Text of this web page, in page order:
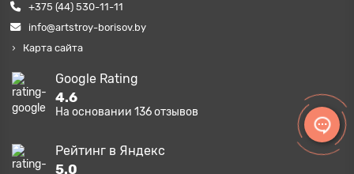
+375 (44) 530-11-11
info@artstroy-borisov.by
Карта сайта
Google Rating
4.6
На основании 136отзывов
Рейтинг в Яндекс
5.0